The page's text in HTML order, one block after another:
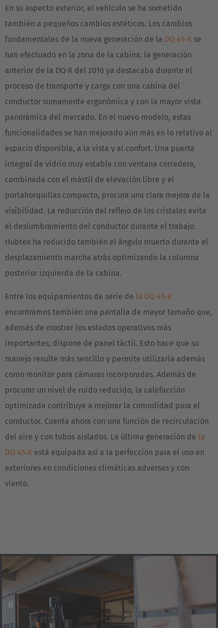
France
Français
Italia
Italiano
Nederland
Nederlands
Türkiye
Türkçe
En su aspecto exterior, el vehículo se ha sometido
también a pequeños cambios estéticos. Los cambios
fundamentales de la nueva generación de la DQ 45-X se
han efectuado en la zona de la cabina: la generación
anterior de la DQ-X del 2016 ya destacaba durante el
proceso de transporte y carga con una cabina del
conductor sumamente ergonómica y con la mayor vista
panorámica del mercado. En el nuevo modelo, estas
funcionalidades se han mejorado aún más en lo relativo al
espacio disponible, a la vista y al confort. Una puerta
integral de vidrio muy estable con ventana corredera,
combinada con el mástil de elevación libre y el
portahorquillas compacto, procura una clara mejora de la
visibilidad. La reducción del reflejo de los cristales evita
el deslumbramiento del conductor durante el trabajo.
Hubtex ha reducido también el ángulo muerto durante el
desplazamiento marcha atrás optimizando la columna
posterior izquierda de la cabina.
Entre los equipamientos de serie de la DQ 45-X
encontramos también una pantalla de mayor tamaño que,
además de mostrar los estados operativos más
importantes, dispone de panel táctil. Esto hace que su
manejo resulte más sencillo y permite utilizarla además
como monitor para cámaras incorporadas. Además de
procurar un nivel de ruido reducido, la calefacción
optimizada contribuye a mejorar la comodidad para el
conductor. Cuenta ahora con una función de recirculación
del aire y con tubos aislados. La última generación de la
DQ 45-X está equipada así a la perfección para el uso en
exteriores en condiciones climáticas adversas y con
viento.